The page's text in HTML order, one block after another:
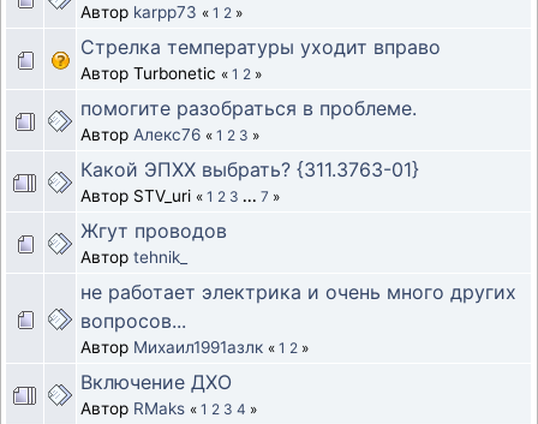
Автор karpp73 « 1 2 »
Стрелка температуры уходит вправо
Автор Turbonetic « 1 2 »
помогите разобраться в проблеме.
Автор Алекс76 « 1 2 3 »
Какой ЭПХХ выбрать? {311.3763-01}
Автор STV_uri « 1 2 3 ... 7 »
Жгут проводов
Автор tehnik_
не работает электрика и очень много других
вопросов...
Автор Михаил1991азлк « 1 2 »
Включение ДХО
Автор RMaks « 1 2 3 4 »